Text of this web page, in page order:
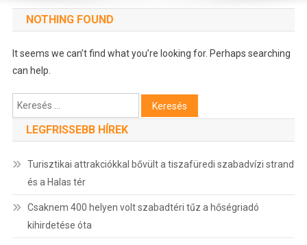
NOTHING FOUND
It seems we can’t find what you’re looking for. Perhaps searching
can help.
Keresés:
LEGFRISSEBB HÍREK
Turisztikai attrakciókkal bővült a tiszafüredi szabadvízi strand
és a Halas tér
Csaknem 400 helyen volt szabadtéri tűz a hőségriadó
kihirdetése óta